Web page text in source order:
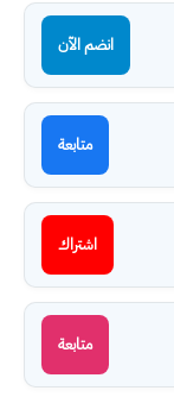
انضم الآن
متابعة
اشتراك
متابعة